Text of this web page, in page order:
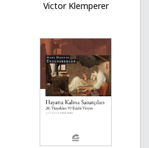
Victor Klemperer